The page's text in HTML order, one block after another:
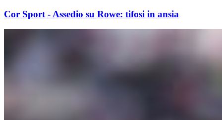
Cor Sport - Assedio su Rowe: tifosi in ansia